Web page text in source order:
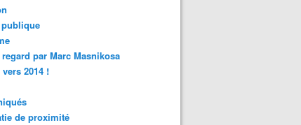
regard par Marc Masnikosa
2014 !
de proximité